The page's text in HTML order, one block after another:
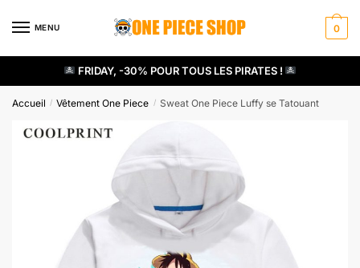
MENU 0
FRIDAY, -30% POUR TOUS LES PIRATES !
Accueil / Vêtement One Piece / Sweat One Piece Luffy se Tatouant